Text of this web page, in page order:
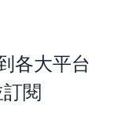
各大平台
閱